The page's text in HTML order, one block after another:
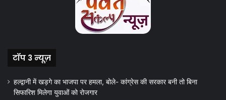
टॉप 3 न्यूज़
हल्द्वानी में खड़गे का भाजपा पर हमला, बोले- कांग्रेस की सरकार बनी तो बिना
सिफारिश मिलेगा युवाओं को रोजगार